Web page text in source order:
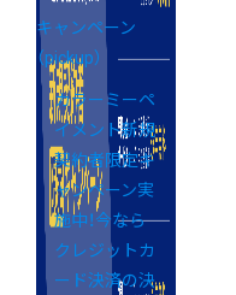
キャンペーン
（pickup）
カラーミーペ
イメント新規
契約者限定キ
ャンペーン実
施中！今なら
クレジットカ
ード決済の決